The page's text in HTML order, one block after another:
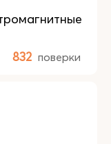
832 поверки